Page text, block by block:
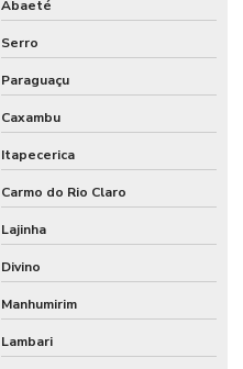
Abaeté
Serro
Paraguaçu
Caxambu
Itapecerica
Carmo do Rio Claro
Lajinha
Divino
Manhumirim
Lambari